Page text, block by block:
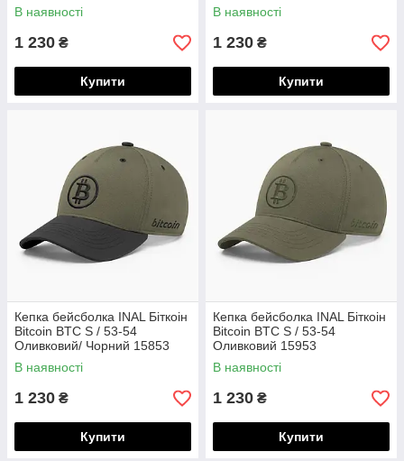
В наявності
1 230 ₴
Купити
В наявності
1 230 ₴
Купити
Кепка бейсболка INAL Біткоін
Bitcoin BTC S / 53-54
Оливковий/ Чорний 15853
В наявності
1 230 ₴
Купити
Кепка бейсболка INAL Біткоін
Bitcoin BTC S / 53-54
Оливковий 15953
В наявності
1 230 ₴
Купити